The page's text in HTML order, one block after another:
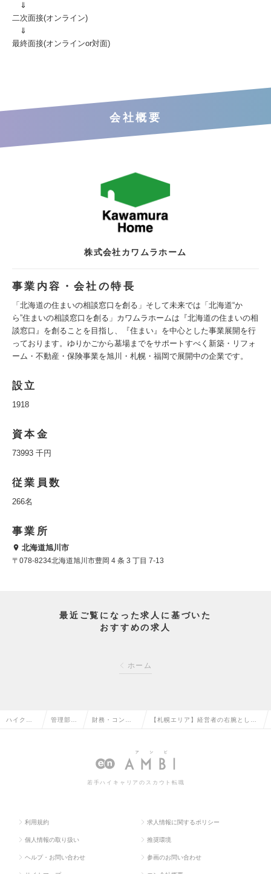
⇓
二次面接(オンライン)
⇓
最終面接(オンラインor対面)
会社概要
株式会社カワムラホーム
事業内容・会社の特長
「北海道の住まいの相談窓口を創る」そして未来では「北海道“か
ら”住まいの相談窓口を創る」カワムラホームは『北海道の住まいの相
談窓口』を創ることを目指し、『住まい』を中心とした事業展開を行
っております。ゆりかごから墓場までをサポートすべく新築・リフォ
ーム・不動産・保険事業を旭川・札幌・福岡で展開中の企業です。
設立
1918
資本金
73993 千円
従業員数
266名
事業所
北海道旭川市
〒078-8234北海道旭川市豊岡 4 条 3 丁目 7-13
最近ご覧になった求人に基づいた
おすすめの求人
ホーム
ハイクラ 管理部門 財務・コント
職
【札幌エリア】経営者の右腕として
若手ハイキャリアのスカウト転職
利用規約 求人情報に関するポリシー
個人情報の取り扱い 推奨環境
ヘルプ・お問い合わせ 参画のお問い合わせ